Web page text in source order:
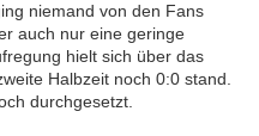
niemand von den Fans
auch nur eine geringe
hielt sich über das
Halbzeit noch 0:0 stand.
durchgesetzt.